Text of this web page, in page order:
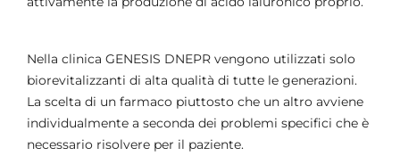
Nella clinica GENESIS DNEPR vengono utilizzati solo
biorevitalizzanti di alta qualità di tutte le generazioni.
La scelta di un farmaco piuttosto che un altro avviene
individualmente a seconda dei problemi specifici che è
necessario risolvere per il paziente.